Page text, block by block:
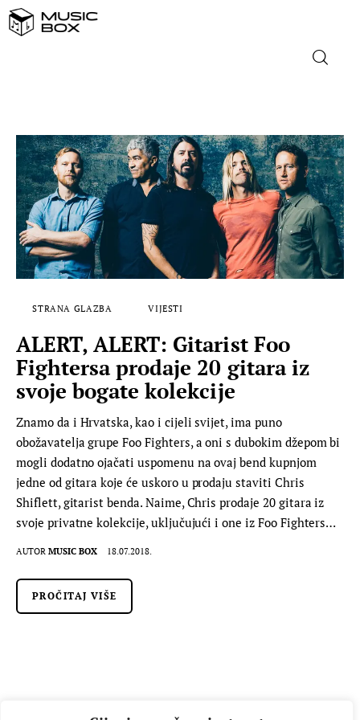
DOMAĆA GLAZBA
STRANA GLAZBA
FILM
MUSIC BOX
STRANA GLAZBA VIJESTI
ALERT, ALERT: Gitarist Foo
Fightersa prodaje 20 gitara iz
svoje bogate kolekcije
Znamo da i Hrvatska, kao i cijeli svijet, ima puno
obožavatelja grupe Foo Fighters, a oni s dubokim džepom bi
mogli dodatno ojačati uspomenu na ovaj bend kupnjom
jedne od gitara koje će uskoro u prodaju staviti Chris
Shiflett, gitarist benda. Naime, Chris prodaje 20 gitara iz
svoje privatne kolekcije, uključujući i one iz Foo Fighters…
AUTOR MUSIC BOX 18.07.2018.
PROČITAJ VIŠE